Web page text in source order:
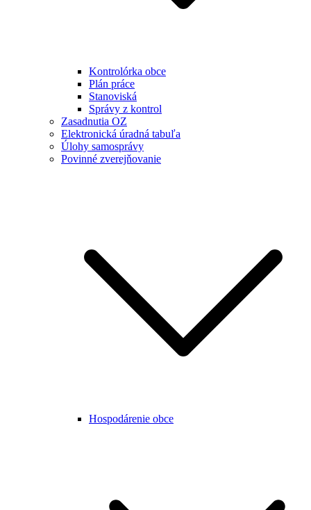
Kontrolórka obce
Plán práce
Stanoviská
Správy z kontrol
Zasadnutia OZ
Elektronická úradná tabuľa
Úlohy samosprávy
Povinné zverejňovanie
Hospodárenie obce